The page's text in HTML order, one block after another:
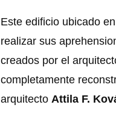
Este edificio ubicado
realizar sus
creados por el
completamente
arquitectoAttila F.